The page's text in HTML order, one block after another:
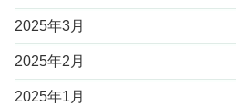
2025年3月
2025年2月
2025年1月